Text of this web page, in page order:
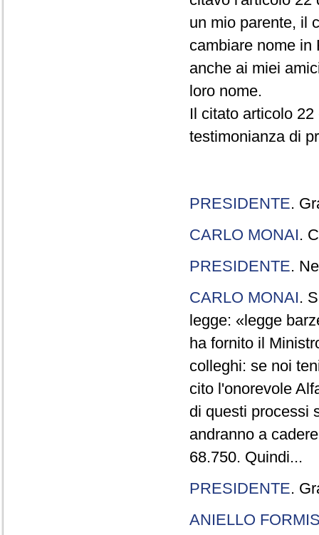
un mio parente, il
cambiare nome in
anche ai miei
loro nome.
Il citato articolo
testimonianza di
PRESIDENTE.
CARLO MONAI.
PRESIDENTE.
CARLO MONAI.
legge: «legge
ha fornito il
colleghi: se noi
cito l'onorevole
di questi processi
andranno a
68.750. Quindi...
PRESIDENTE.
ANIELLO